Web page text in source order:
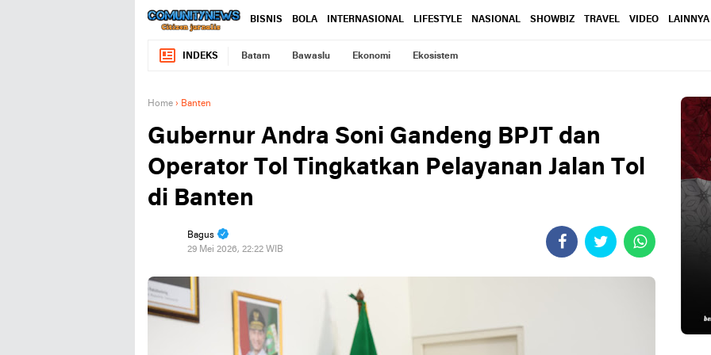
BISNIS BOLA INTERNASIONAL LIFESTYLE NASIONAL SHOWBIZ TRAVEL VIDEO LAINNYA
INDEKS Batam Bawaslu Ekonomi Ekosistem
Home › Banten
Gubernur Andra Soni Gandeng BPJT dan
Operator Tol Tingkatkan Pelayanan Jalan Tol
di Banten
Bagus
29 Mei 2026, 22:22 WIB